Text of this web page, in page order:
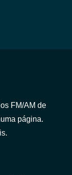
FM/AM de
página.